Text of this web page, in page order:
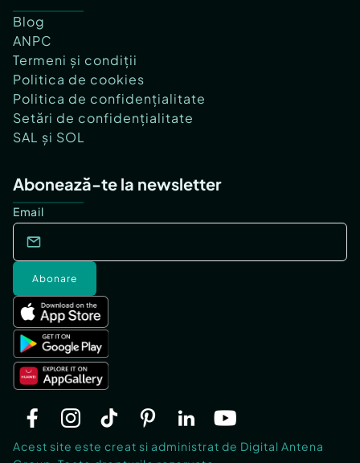
Blog
ANPC
Termeni și condiții
Politica de cookies
Politica de confidențialitate
Setări de confidențialitate
SAL și SOL
Abonează-te la newsletter
Email
Abonare
Acest site este creat si administrat de Digital Antena